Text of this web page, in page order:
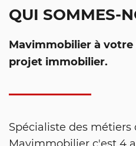
QUI SOMMES-
Mavimmobilier à
projet immobilier.
Spécialiste des métiers
Mavimmobilier c'est 4